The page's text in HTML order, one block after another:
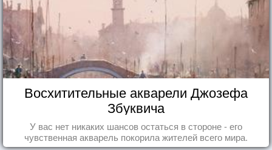
Восхитительные акварели Джозефа
Збуквича
У вас нет никаких шансов остаться в стороне - его
чувственная акварель покорила жителей всего мира.